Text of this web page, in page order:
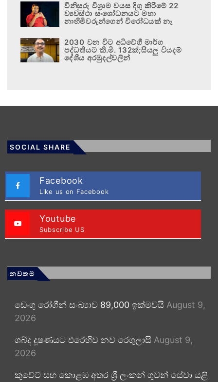
විනිසුරු විශ්‍රාම වයස දිගු කිරීමේ 22
ව්‍යවස්ථා සංශෝධනයට මහා
නාහිමිවරුන්ගෙන් විරෝධයක් නෑ
2030 වන විට අධිවේගී මාර්ග
පද්ධතියට කි.මී. 132ක්;සියලු වියදම්
දේශීය අරමුදල්වලින්
SOCIAL SHARE
Facebook
Like us on Facebook
Youtube
Subscribe US
නවතම
ඩෙංගු රෝගීන් සංඛ්‍යාව 89,000 ඉක්මවයි August 9,
2026
ශබ්ද දූෂණයට එරෙහිව නව රෙගුලාසි August 9,
2026
කුවේට් සහ කොළඹ අතර ශ්‍රී ලංකන් ගුවන් සේවා යළි